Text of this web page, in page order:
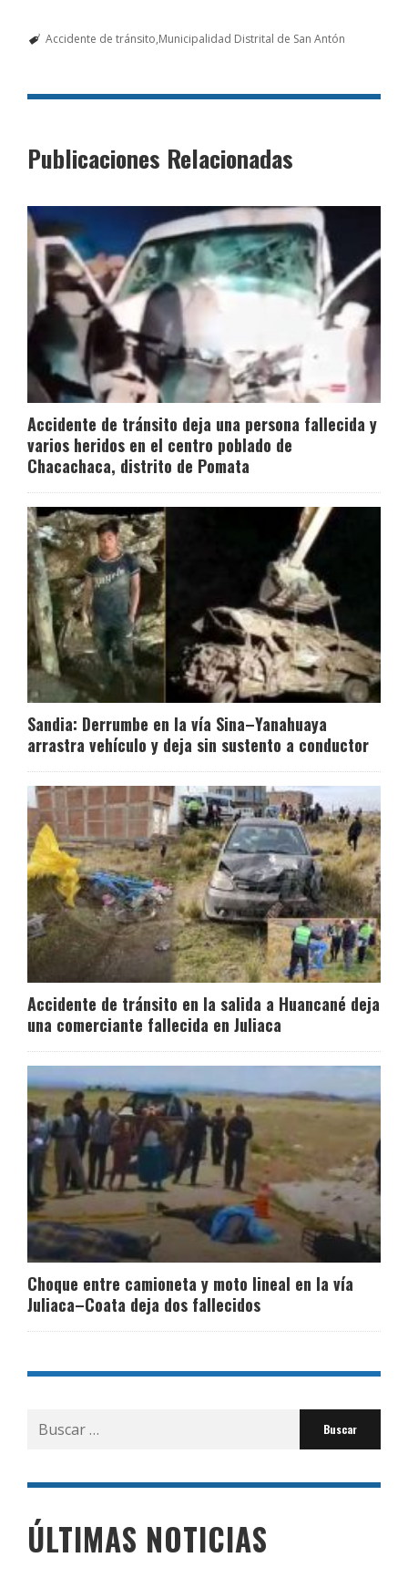
Accidente de tránsito Municipalidad Distrital de San Antón
Publicaciones Relacionadas
Accidente de tránsito deja una persona fallecida y
varios heridos en el centro poblado de
Chacachaca, distrito de Pomata
Sandia: Derrumbe en la vía Sina–Yanahuaya
arrastra vehículo y deja sin sustento a conductor
Accidente de tránsito en la salida a Huancané deja
una comerciante fallecida en Juliaca
Choque entre camioneta y moto lineal en la vía
Juliaca–Coata deja dos fallecidos
Buscar
por:
ÚLTIMAS NOTICIAS